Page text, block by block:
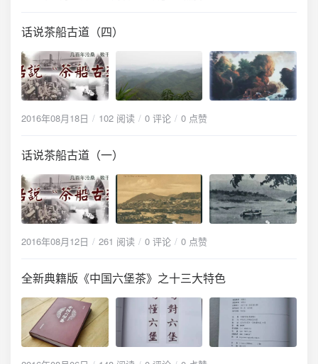
话说茶船古道（四）
2016年08月18日 102 阅读 0 评论 0 点赞
话说茶船古道（一）
2016年08月12日 261 阅读 0 评论 0 点赞
全新典籍版《中国六堡茶》之十三大特色